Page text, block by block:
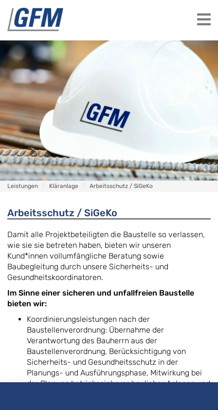
Leistungen Kläranlage Arbeitsschutz / SiGeKo
Arbeitsschutz / SiGeKo
Damit alle Projektbeteiligten die Baustelle so verlassen,
wie sie sie betreten haben, bieten wir unseren
Kund*innen vollumfängliche Beratung sowie
Baubegleitung durch unsere Sicherheits- und
Gesundheitskoordinatoren.
Im Sinne einer sicheren und unfallfreien Baustelle
bieten wir:
Koordinierungsleistungen nach der
Baustellenverordnung: Übernahme der
Verantwortung des Bauherrn aus der
Baustellenverordnung, Berücksichtigung von
Sicherheits- und Gesundheitsschutz in der
Planungs- und Ausführungsphase, Mitwirkung bei
der Planung betriebssicherer baulicher Anlagen und